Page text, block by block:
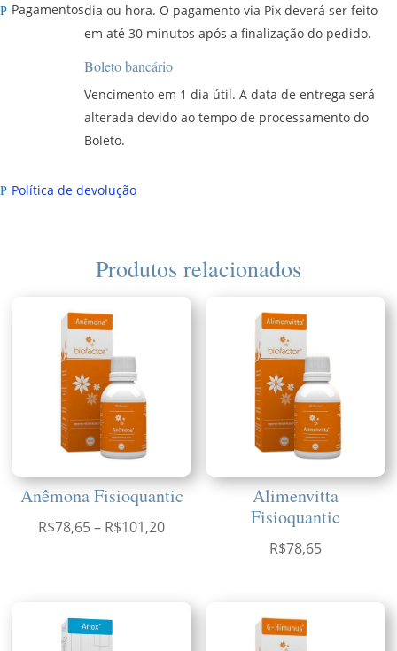
P Pagamentosdia ou hora. O pagamento via Pix deverá ser feito
em até 30 minutos após a finalização do pedido.
Boleto bancário
Vencimento em 1 dia útil. A data de entrega será
alterada devido ao tempo de processamento do
Boleto.
P Política de devolução
Produtos relacionados
Anêmona Fisioquantic
R$78,65– R$101,20Faixa
Alimenvitta
Fisioquantic
R$78,65